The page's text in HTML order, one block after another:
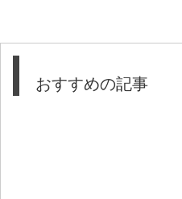
おすすめの記事